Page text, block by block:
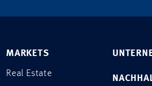
MARKETS
Real Estate